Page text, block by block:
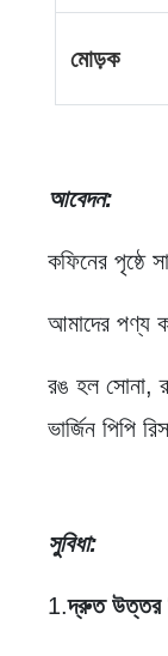
মোড়ক
আবেদন:
কফিনের পৃষ্ঠে
আমাদের পণ্য
রঙ হল সোনা,
ভার্জিন পিপি
সুবিধা:
1.দ্রুত উত্তর